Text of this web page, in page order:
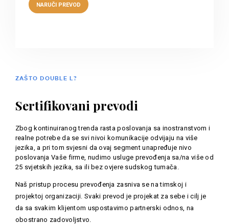
ZAŠTO DOUBLE L?
Sertifikovani prevodi
Zbog kontinuiranog trenda rasta poslovanja sa inostranstvom i
realne potrebe da se svi nivoi komunikacije odvijaju na više
jezika, a pri tom svjesni da ovaj segment unapređuje nivo
poslovanja Vaše firme, nudimo usluge prevođenja sa/na više od
25 svjetskih jezika, sa ili bez ovjere sudskog tumača.
Naš pristup procesu prevođenja zasniva se na timskoj i
projektoj organizaciji. Svaki prevod je projekat za sebe i cilj je
da sa svakim klijentom uspostavimo partnerski odnos, na
obostrano zadovoljstvo.